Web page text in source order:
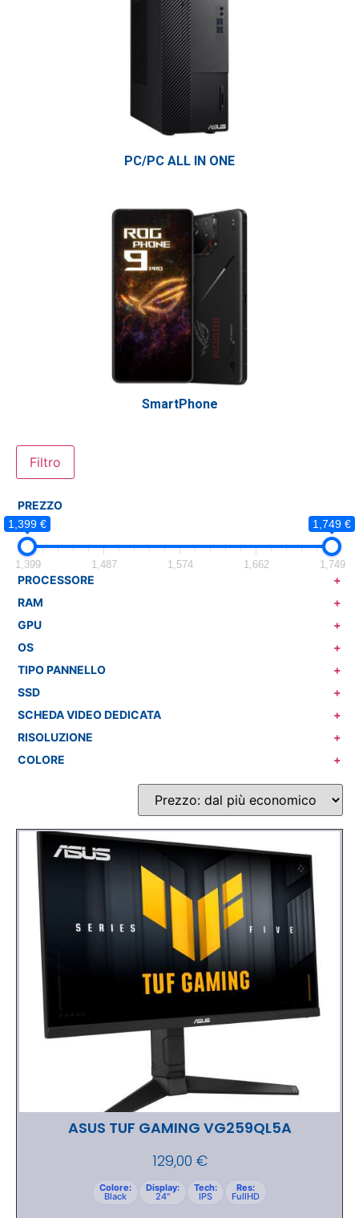
PC/PC ALL IN ONE
SmartPhone
Filtro
PREZZO
1,399 € 1,749 €
1,399 1,487 1,574 1,662 1,749
PROCESSORE
+
RAM
+
GPU
+
OS
+
TIPO PANNELLO
+
SSD
+
SCHEDA VIDEO DEDICATA
+
RISOLUZIONE
+
COLORE
+
ASUS TUF GAMING VG259QL5A
129,00 €
Colore:
Black
Display:
24"
Tech:
IPS
Res:
FullHD